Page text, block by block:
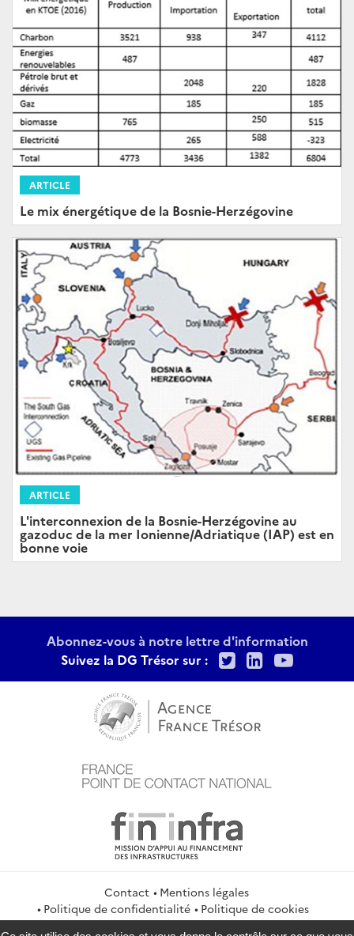
ARTICLE
Le mix énergétique de la Bosnie-Herzégovine
ARTICLE
L'interconnexion de la Bosnie-Herzégovine au
gazoduc de la mer Ionienne/Adriatique (IAP) est en
bonne voie
Abonnez-vous à notre lettre d'information
Suivez la DG Trésor sur :
TwitterLinkedIn
Contact
Mentions légales
Politique de confidentialité
Politique de cookies
Gestion des cookies
Flux RSS